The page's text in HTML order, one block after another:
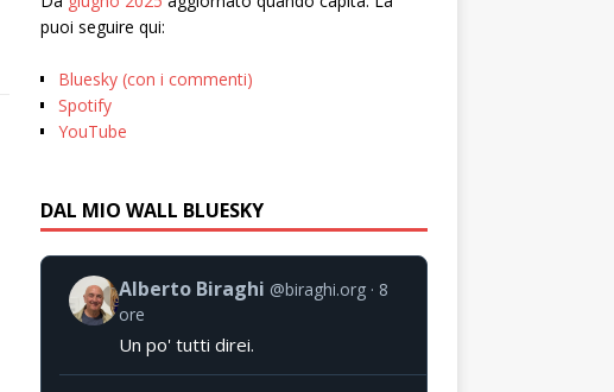
puoi seguire qui:
Bluesky (con i commenti)
Spotify
YouTube
DAL MIO WALL BLUESKY
Alberto Biraghi @biraghi.org
8
ore
Un po' tutti direi.